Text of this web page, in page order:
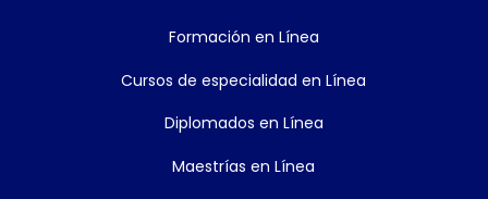
Formación en Línea
Cursos de especialidad en Línea
Diplomados en Línea
Maestrías en Línea